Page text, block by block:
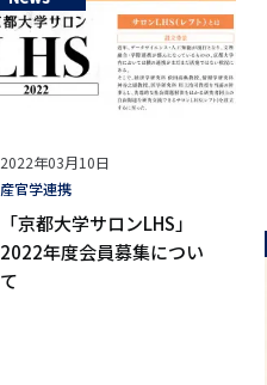
公
開
日
2022年03月10日
タ
グ
産官学連携
「京都大学サロンLHS」
2022年度会員募集につい
て